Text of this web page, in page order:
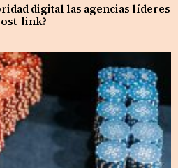
digital las agencias líderes
link?